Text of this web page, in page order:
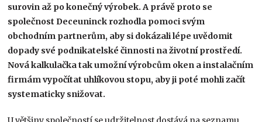
surovin až po konečný výrobek. A právě proto se
společnost Deceuninck rozhodla pomoci svým
obchodním partnerům, aby si dokázali lépe uvědomit
dopady své podnikatelské činnosti na životní prostředí.
Nová kalkulačka tak umožní výrobcům oken a instalačním
firmám vypočítat uhlíkovou stopu, aby ji poté mohli začít
systematicky snižovat.